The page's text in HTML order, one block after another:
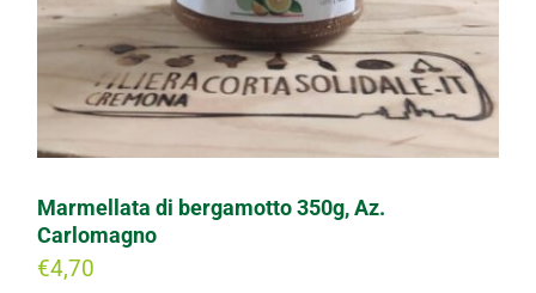
Marmellata di bergamotto 350g, Az.
Carlomagno
€4,70